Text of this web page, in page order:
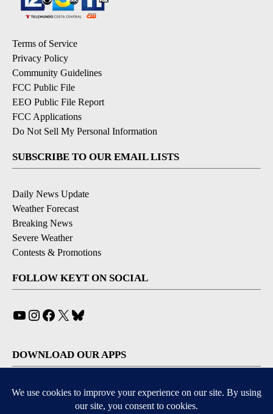
Terms of Service
Privacy Policy
Community Guidelines
FCC Public File
EEO Public File Report
FCC Applications
Do Not Sell My Personal Information
SUBSCRIBE TO OUR EMAIL LISTS
Daily News Update
Weather Forecast
Breaking News
Severe Weather
Contests & Promotions
FOLLOW KEYT ON SOCIAL
YouTube
Instagram
Facebook
X
DOWNLOAD OUR APPS
Available for iOS and Android